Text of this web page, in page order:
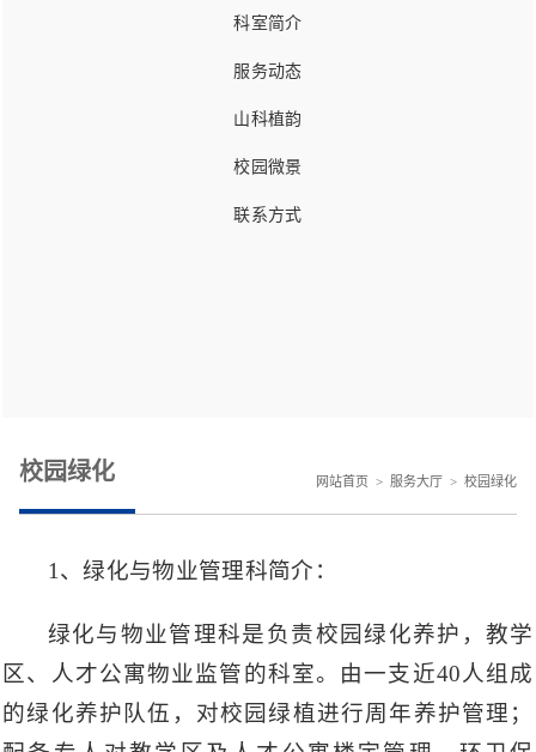
科室简介
服务动态
山科植韵
校园微景
联系方式
校园绿化 网站首页 > 服务大厅 >校园绿化
1、绿化与物业管理科简介：
绿化与物业管理科是负责校园绿化养护，教学
区、人才公寓物业监管的科室。由一支近40人组成
的绿化养护队伍，对校园绿植进行周年养护管理；